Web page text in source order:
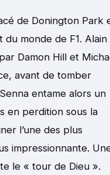
de Donington Park
monde de F1. Alain
Damon Hill et
avant de tomber
entame alors un
en perdition sous la
l’une des plus
impressionnante.
le « tour de Dieu ».